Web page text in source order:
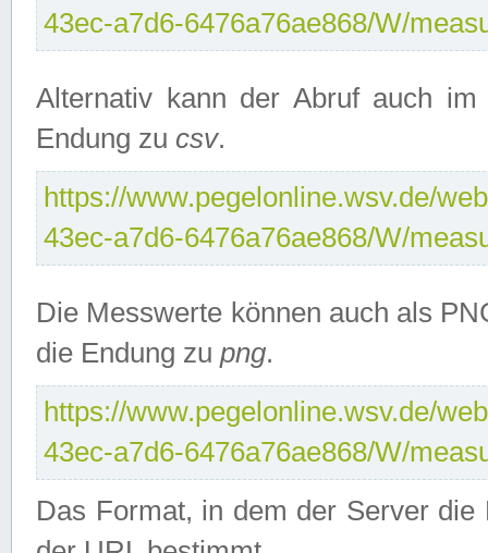
43ec-a7d6-6476a76ae868/W/
Alternativ kann der Abruf auch
Endung zu csv.
https://www.pegelonline.wsv.de/
43ec-a7d6-6476a76ae868/W/
Die Messwerte können auch als
die Endung zu png.
https://www.pegelonline.wsv.de/
43ec-a7d6-6476a76ae868/W/
Das Format, in dem der Server